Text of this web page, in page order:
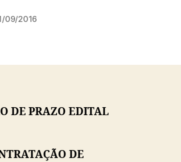
09/2016
DE PRAZO EDITAL
DE